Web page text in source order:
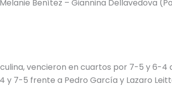
Benítez – Giannina Dellavedova
vencieron en cuartos por 7-5 y 6-4
7-5 frente a Pedro García y Lazaro